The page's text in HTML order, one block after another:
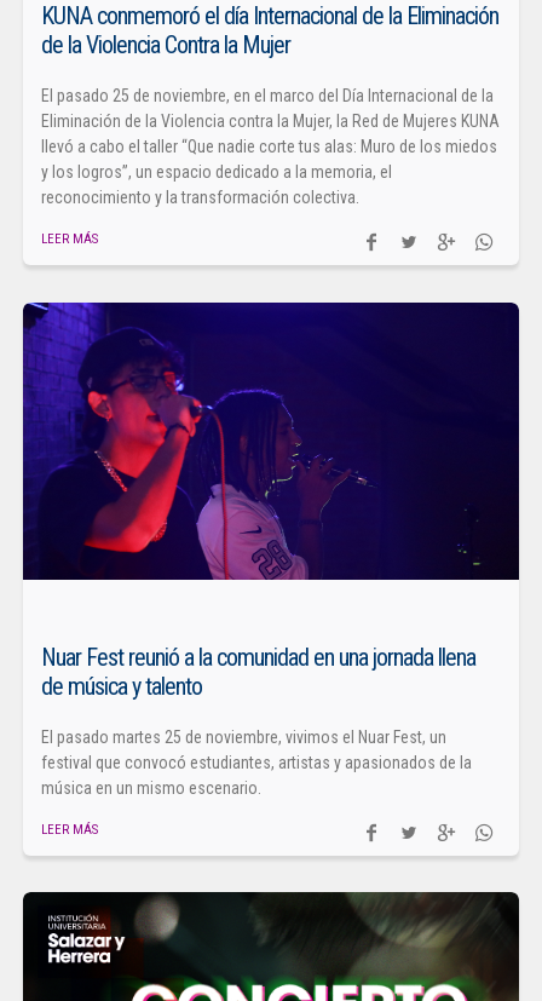
KUNA conmemoró el día Internacional de la Eliminación
de la Violencia Contra la Mujer
El pasado 25 de noviembre, en el marco del Día Internacional de la
Eliminación de la Violencia contra la Mujer, la Red de Mujeres KUNA
llevó a cabo el taller “Que nadie corte tus alas: Muro de los miedos
y los logros”, un espacio dedicado a la memoria, el
reconocimiento y la transformación colectiva.
LEER MÁS
Nuar Fest reunió a la comunidad en una jornada llena
de música y talento
El pasado martes 25 de noviembre, vivimos el Nuar Fest, un
festival que convocó estudiantes, artistas y apasionados de la
música en un mismo escenario.
LEER MÁS